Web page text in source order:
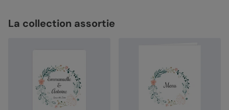
La collection assortie